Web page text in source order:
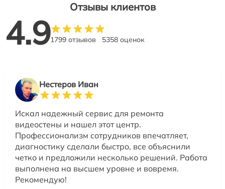
Отзывы клиентов
4.91799 отзывов 5358 оценок
Нестеров Иван
Искал надежный сервис для ремонта
видеостены и нашел этот центр.
Профессионализм сотрудников впечатляет,
диагностику сделали быстро, все объяснили
четко и предложили несколько решений. Работа
выполнена на высшем уровне и вовремя.
Рекомендую!